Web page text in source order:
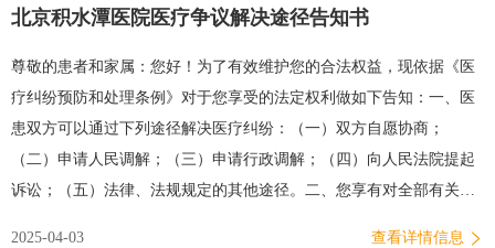
北京积水潭医院医疗争议解决途径告知书
尊敬的患者和家属：您好！为了有效维护您的合法权益，现依据《医
疗纠纷预防和处理条例》对于您享受的法定权利做如下告知：一、医
患双方可以通过下列途径解决医疗纠纷：（一）双方自愿协商；
（二）申请人民调解；（三）申请行政调解；（四）向人民法院提起
诉讼；（五）法律、法规规定的其他途径。二、您享有对全部有关病
2025-04-03 查看详情信息